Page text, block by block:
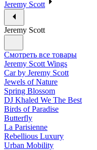
Jeremy Scott
Jeremy Scott
Смотреть все товары
Jeremy Scott Wings
Car by Jeremy Scott
Jewels of Nature
Spring Blossom
DJ Khaled We The Best
Birds of Paradise
Butterfly
La Parisienne
Rebellious Luxury
Urban Mobility